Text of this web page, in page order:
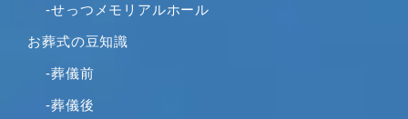
2021年1月
2020年12月
2020年11月
-せっつメモリアルホール
お葬式の豆知識
-葬儀前
-葬儀後